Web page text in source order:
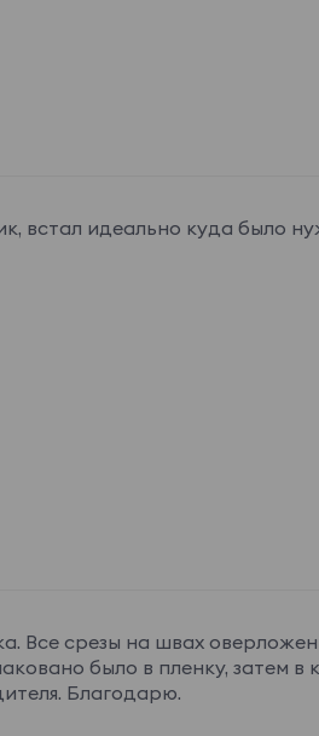
встал идеально куда было
Все срезы на швах
было в пленку, затем
Благодарю.